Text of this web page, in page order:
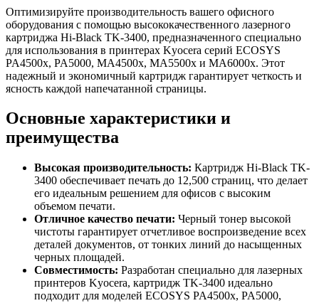
Оптимизируйте производительность вашего офисного
оборудования с помощью высококачественного лазерного
картриджа Hi-Black TK-3400, предназначенного специально
для использования в принтерах Kyocera серий ECOSYS
PA4500x, PA5000, MA4500x, MA5500x и MA6000x. Этот
надежный и экономичный картридж гарантирует четкость и
ясность каждой напечатанной страницы.
Основные характеристики и
преимущества
Высокая производительность: Картридж Hi-Black TK-
3400 обеспечивает печать до 12,500 страниц, что делает
его идеальным решением для офисов с высоким
объемом печати.
Отличное качество печати: Черный тонер высокой
чистоты гарантирует отчетливое воспроизведение всех
деталей документов, от тонких линий до насыщенных
черных площадей.
Совместимость: Разработан специально для лазерных
принтеров Kyocera, картридж TK-3400 идеально
подходит для моделей ECOSYS PA4500x, PA5000,